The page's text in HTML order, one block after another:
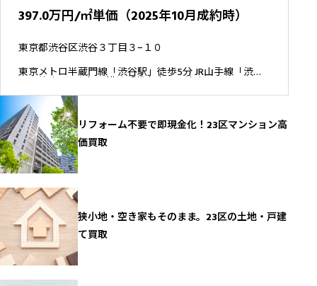
397.0万円/㎡単価（2025年10月成約時）
東京都渋谷区渋谷３丁目３−１０
東京メトロ半蔵門線「渋谷駅」徒歩5分 JR山手線「渋谷
リフォーム不要で即現金化！23区マンション高
価買取
狭小地・空き家もそのまま。23区の土地・戸建
て買取